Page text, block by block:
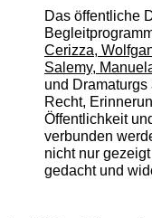
Das öffentliche
Cerizza,
Salemy,
und
Recht,
Öffentlichkeit
verbunden
nicht nur
gedacht und